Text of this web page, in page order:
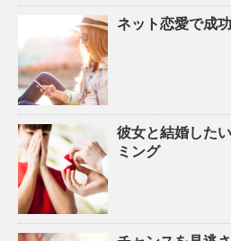
ネット恋愛で成
彼女と結婚した
ミング